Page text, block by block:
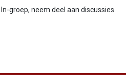
groep, neem deel aan discussies